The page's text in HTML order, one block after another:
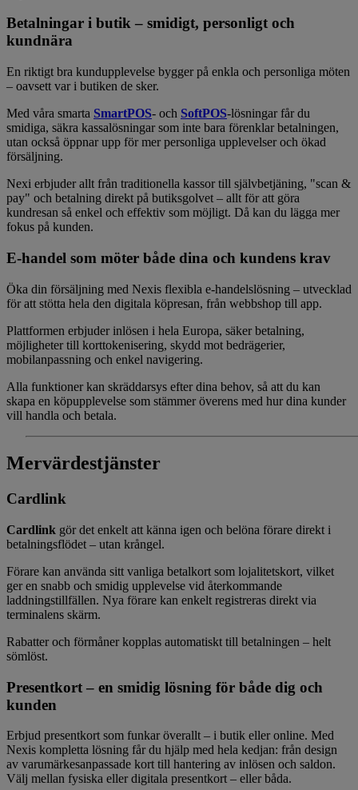
Betalningar i butik – smidigt, personligt och
kundnära
En riktigt bra kundupplevelse bygger på enkla och personliga möten
– oavsett var i butiken de sker.
Med våra smarta SmartPOS- och SoftPOS-lösningar får du
smidiga, säkra kassalösningar som inte bara förenklar betalningen,
utan också öppnar upp för mer personliga upplevelser och ökad
försäljning.
Nexi erbjuder allt från traditionella kassor till självbetjäning, "scan &
pay" och betalning direkt på butiksgolvet – allt för att göra
kundresan så enkel och effektiv som möjligt. Då kan du lägga mer
fokus på kunden.
E-handel som möter både dina och kundens krav
Öka din försäljning med Nexis flexibla e-handelslösning – utvecklad
för att stötta hela den digitala köpresan, från webbshop till app.
Plattformen erbjuder inlösen i hela Europa, säker betalning,
möjligheter till korttokenisering, skydd mot bedrägerier,
mobilanpassning och enkel navigering.
Alla funktioner kan skräddarsys efter dina behov, så att du kan
skapa en köpupplevelse som stämmer överens med hur dina kunder
vill handla och betala.
Mervärdestjänster
Cardlink
Cardlink gör det enkelt att känna igen och belöna förare direkt i
betalningsflödet – utan krångel.
Förare kan använda sitt vanliga betalkort som lojalitetskort, vilket
ger en snabb och smidig upplevelse vid återkommande
laddningstillfällen. Nya förare kan enkelt registreras direkt via
terminalens skärm.
Rabatter och förmåner kopplas automatiskt till betalningen – helt
sömlöst.
Presentkort – en smidig lösning för både dig och
kunden
Erbjud presentkort som funkar överallt – i butik eller online. Med
Nexis kompletta lösning får du hjälp med hela kedjan: från design
av varumärkesanpassade kort till hantering av inlösen och saldon.
Välj mellan fysiska eller digitala presentkort – eller båda.